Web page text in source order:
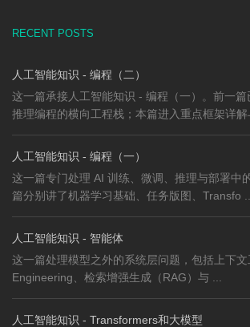
RECENT POSTS
人工智能知识 - 编程（二）
这一篇承接人工智能知识 - 编程（一）。前一
推理编程的横向工程栈；本篇进入重点框架详解
人工智能知识 - 编程（一）
这一篇专门处理 AI 训练、微调、推理与部署中
篇分别讲了机器学习基础、任务版图、Transfo ...
人工智能知识 - 智能体
这一篇处理模型之外的系统层问题，包括上下
Engineering、检索增强生成（RAG）与 ...
人工智能知识 - Transformers和大模型